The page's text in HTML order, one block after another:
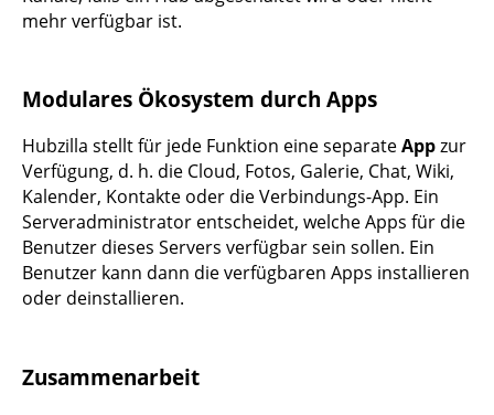
mehr verfügbar ist.
Modulares Ökosystem durch Apps
Hubzilla stellt für jede Funktion eine separateAppzur
Verfügung, d. h. die Cloud, Fotos, Galerie, Chat, Wiki,
Kalender, Kontakte oder die Verbindungs-App. Ein
Serveradministrator entscheidet, welche Apps für die
Benutzer dieses Servers verfügbar sein sollen. Ein
Benutzer kann dann die verfügbaren Apps installieren
oder deinstallieren.
Zusammenarbeit